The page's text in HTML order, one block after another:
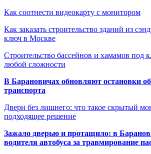
Как соотнести видеокарту с монитором
Как заказать строительство зданий из
ключ в Москве
Строительство бассейнов и хамамов под
любой сложности
В Барановичах обновляют остановки
транспорта
Двери без лишнего: что такое скрытый
подходящее решение
Зажало дверью и протащило: в
водителя автобуса за травмирование